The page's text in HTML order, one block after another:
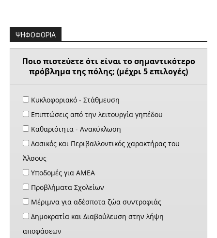
ΨΗΦΟΦΟΡΙΑ
Ποιο πιστεύετε ότι είναι το σημαντικότερο
πρόβλημα της πόλης; (μέχρι 5 επιλογές)
Κυκλοφοριακό - Στάθμευση
Επιπτώσεις από την λειτουργία γηπέδου
Καθαριότητα - Ανακύκλωση
Δασικός και Περιβαλλοντικός χαρακτήρας του
Άλσους
Υποδομές για ΑΜΕΑ
Προβλήματα Σχολείων
Μέριμνα για αδέσποτα ζώα συντροφιάς
Δημοκρατία και Διαβούλευση στην λήψη
αποφάσεων